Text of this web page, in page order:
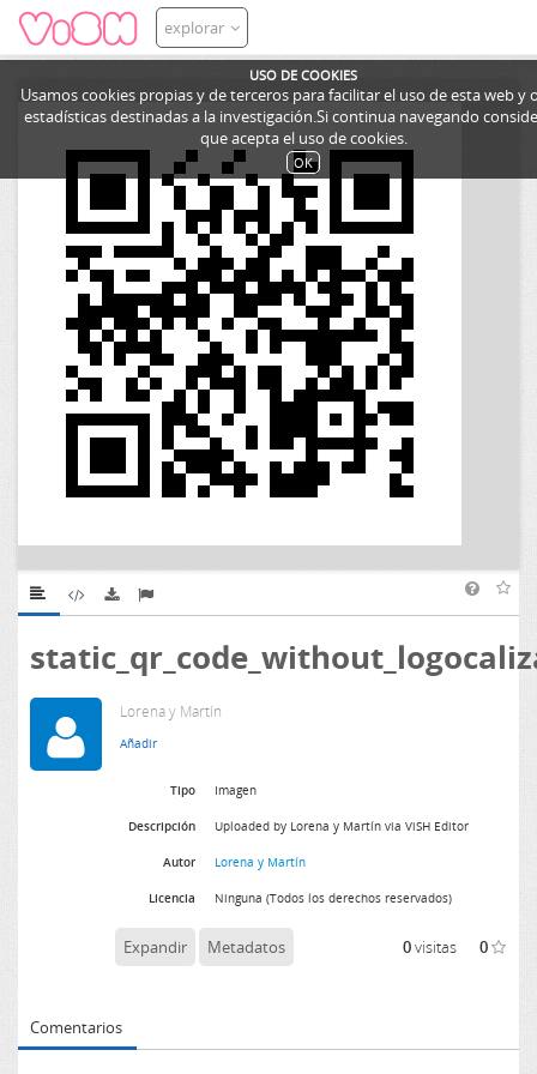
USO DE COOKIES
Usamos cookies propias y de terceros para facilitar el uso de esta web y
estadísticas destinadas a la investigación.Si continua navegando
que acepta el uso de cookies.
OK
explorar
Lorena y Martín
Tipo Imagen
Descripción Uploaded by Lorena y Martín via ViSH Editor
Autor Lorena y Martín
Licencia Ninguna (Todos los derechos reservados)
Expandir Metadatos 0visitas 0
Comentarios